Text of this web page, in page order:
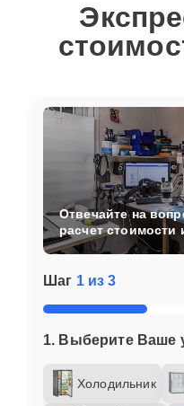
Шаг 1 из 3
1. Выберите Ваше
Холодильник
Отвечайте на
расчет стоимости